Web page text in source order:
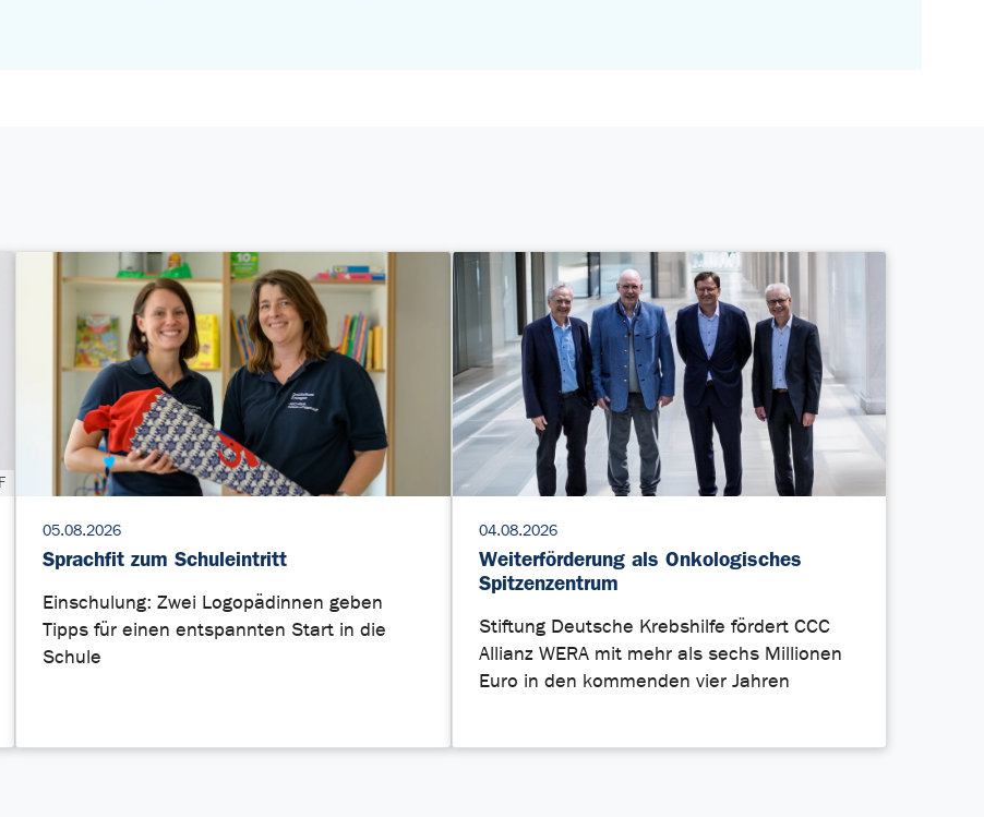
05.08.2026
Sprachfit zum Schuleintritt
Einschulung: Zwei Logopädinnen geben
Tipps für einen entspannten Start in die
Schule
04.08.2026
Weiterförderung als Onkologisches
Spitzenzentrum
Stiftung Deutsche Krebshilfe fördert CCC
Allianz WERA mit mehr als sechs Millionen
Euro in den kommenden vier Jahren